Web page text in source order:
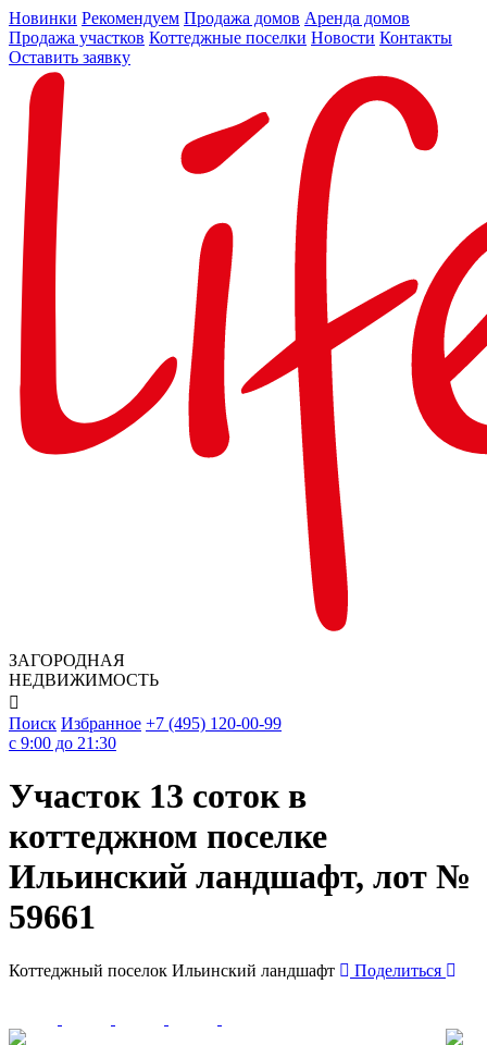
Новинки Рекомендуем Продажа домов Аренда домов
Продажа участков Коттеджные поселки Новости Контакты
Оставить заявку
ЗАГОРОДНАЯ
НЕДВИЖИМОСТЬ

Поиск Избранное +7 (495) 120-00-99
c 9:00 до 21:30
Участок 13 соток в
коттеджном поселке
Ильинский ландшафт, лот №
59661
Коттеджный поселок Ильинский ландшафт Поделиться